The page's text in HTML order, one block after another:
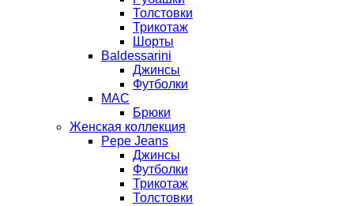
Толстовки
Трикотаж
Шорты
Baldessarini
Джинсы
Футболки
MAC
Брюки
Женская коллекция
Pepe Jeans
Джинсы
Футболки
Трикотаж
Толстовки